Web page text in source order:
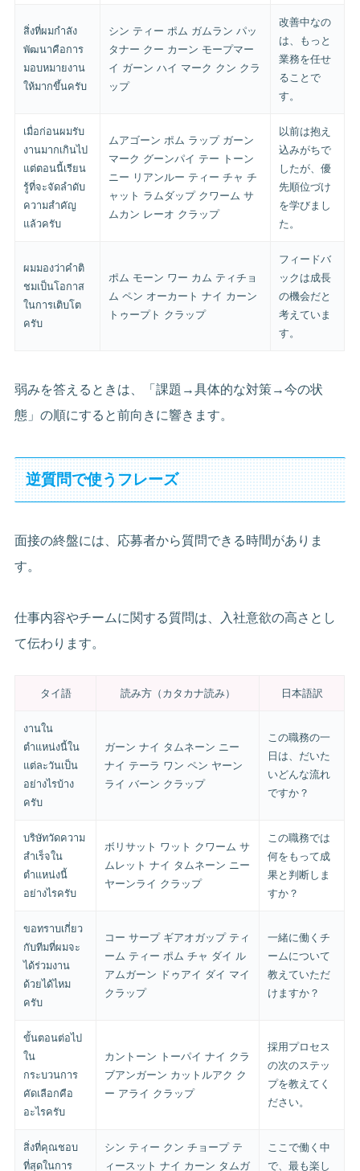
สิ่งที่ผมกำลัง
พัฒนาคือการ
มอบหมายงาน
ให้มากขึ้นครับ
シン ティー ポム ガムラン パッ
タナー クー カーン モープマー
イ ガーン ハイ マーク クン クラ
ップ
改善中なの
は、もっと
業務を任せ
ることで
す。
เมื่อก่อนผมรับ
งานมากเกินไป
แต่ตอนนี้เรียน
รู้ที่จะจัดลำดับ
ความสำคัญ
แล้วครับ
ムアゴーン ポム ラップ ガーン
マーク グーンパイ テー トーン
ニー リアンルー ティー チャ チ
ャット ラムダップ クワーム サ
ムカン レーオ クラップ
以前は抱え
込みがちで
したが、優
先順位づけ
を学びまし
た。
ผมมองว่าคำติ
ชมเป็นโอกาส
ในการเติบโต
ครับ
ポム モーン ワー カム ティチョ
ム ペン オーカート ナイ カーン
トゥープト クラップ
フィードバ
ックは成長
の機会だと
考えていま
す。
弱みを答えるときは、「課題→具体的な対策→今の状
態」の順にすると前向きに響きます。
逆質問で使うフレーズ
面接の終盤には、応募者から質問できる時間がありま
す。
仕事内容やチームに関する質問は、入社意欲の高さとし
て伝わります。
タイ語 読み方（カタカナ読み） 日本語訳
งานใน
ตำแหน่งนี้ใน
แต่ละวันเป็น
อย่างไรบ้าง
ครับ
ガーン ナイ タムネーン ニー
ナイ テーラ ワン ペン ヤーン
ライ バーン クラップ
この職務の一
日は、だいた
いどんな流れ
ですか？
บริษัทวัดความ
สำเร็จใน
ตำแหน่งนี้
อย่างไรครับ
ボリサット ワット クワーム サ
ムレット ナイ タムネーン ニー
ヤーンライ クラップ
この職務では
何をもって成
果と判断しま
すか？
ขอทราบเกี่ยว
กับทีมที่ผมจะ
ได้ร่วมงาน
ด้วยได้ไหม
ครับ
コー サープ ギアオガップ ティ
ーム ティー ポム チャ ダイ ル
アムガーン ドゥアイ ダイ マイ
クラップ
一緒に働くチ
ームについて
教えていただ
けますか？
ขั้นตอนต่อไป
ใน
กระบวนการ
คัดเลือกคือ
อะไรครับ
カントーン トーパイ ナイ クラ
ブアンガーン カットルアク ク
ー アライ クラップ
採用プロセス
の次のステッ
プを教えてく
ださい。
สิ่งที่คุณชอบ
ที่สุดในการ
シン ティー クン チョープ テ
ィースット ナイ カーン タムガ
ここで働く中
で、最も楽し